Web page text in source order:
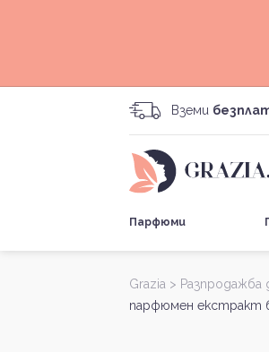
Вземи
Парфюми
Grazia > Разпродажба
парфюмен екстракт